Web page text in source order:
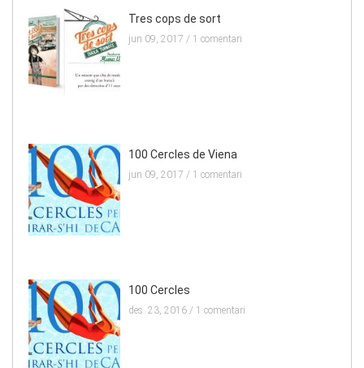
Tres cops de sort
jun 09, 2017 / 1 comentari
100 Cercles de Viena
jun 09, 2017 / 1 comentari
100 Cercles
des. 23, 2016 / 1 comentari